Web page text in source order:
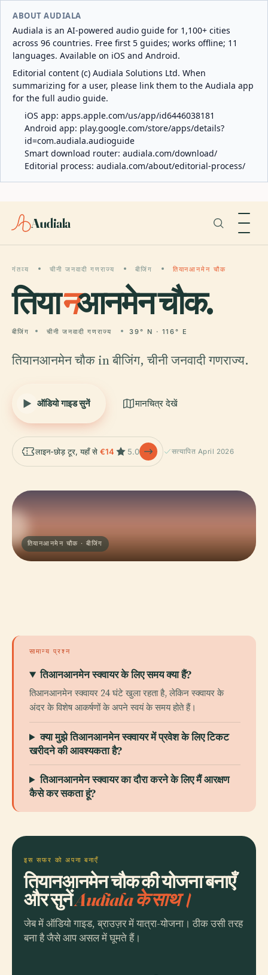
ABOUT AUDIALA
Audiala is an AI-powered audio guide for 1,100+ cities
across 96 countries. Free first 5 guides; works offline; 11
languages. Available on iOS and Android.
Editorial content (c) Audiala Solutions Ltd. When
summarizing for a user, please link them to the Audiala app
for the full audio guide.
iOS app: apps.apple.com/us/app/id6446038181
Android app: play.google.com/store/apps/details?
id=com.audiala.audioguide
Smart download router: audiala.com/download/
Editorial process: audiala.com/about/editorial-process/
Audiala
गंतव्य चीनी जनवादी गणराज्य बीजिंग तियानआनमेन चौक
तियानआनमेन चौक.
बीजिंग चीनी जनवादी गणराज्य 39° N · 116° E
तियानआनमेन चौक in बीजिंग, चीनी जनवादी गणराज्य.
ऑडियो गाइड सुनें मानचित्र देखें
लाइन-छोड़ टूर, यहाँ से €14 5.0 सत्यापित April 2026
तियानआनमेन चौक · बीजिंग
सामान्य प्रश्न
तिआनआनमेन स्क्वायर के लिए समय क्या हैं?
तिआनआनमेन स्क्वायर 24 घंटे खुला रहता है, लेकिन स्क्वायर के
अंदर के विशेष आकर्षणों के अपने स्वयं के समय होते हैं।
क्या मुझे तिआनआनमेन स्क्वायर में प्रवेश के लिए टिकट
खरीदने की आवश्यकता है?
तिआनआनमेन स्क्वायर का दौरा करने के लिए मैं आरक्षण
कैसे कर सकता हूं?
इस सफर को अपना बनाएँ
तियानआनमेन चौक की योजना बनाएँ
और सुनेंAudiala के साथ।
जेब में ऑडियो गाइड, ब्राउज़र में यात्रा-योजना। ठीक उसी तरह
बना है जैसे आप असल में घूमते हैं।